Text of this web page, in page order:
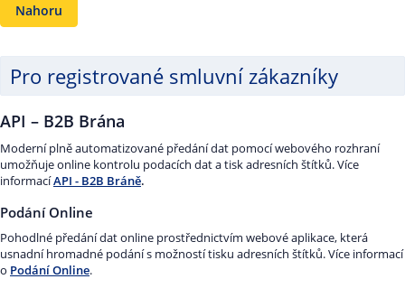
Nahoru
Pro registrované smluvní zákazníky
API – B2B Brána
Moderní plně automatizované předání dat pomocí webového rozhraní
umožňuje online kontrolu podacích dat a tisk adresních štítků. Více
informacíAPI - B2B Bráně.
Podání Online
Pohodlné předání dat online prostřednictvím webové aplikace, která
usnadní hromadné podání s možností tisku adresních štítků. Více informací
o Podání Online.